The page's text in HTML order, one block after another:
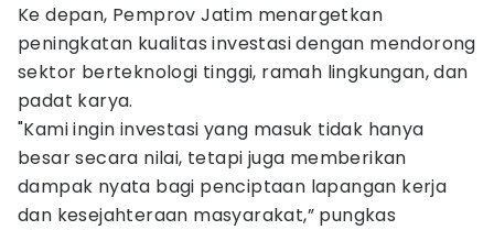
Ke depan, Pemprov Jatim menargetkan
peningkatan kualitas investasi dengan mendorong
sektor berteknologi tinggi, ramah lingkungan, dan
padat karya.
"Kami ingin investasi yang masuk tidak hanya
besar secara nilai, tetapi juga memberikan
dampak nyata bagi penciptaan lapangan kerja
dan kesejahteraan masyarakat,” pungkas